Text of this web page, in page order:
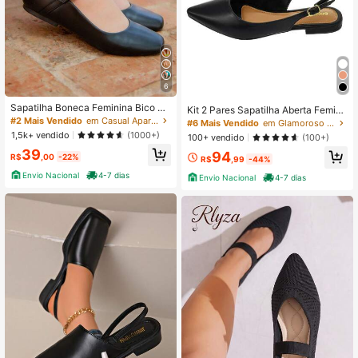
6
Sapatilha Boneca Feminina Bico Qu
adrado Sapato Feminino Mary Jane
,tenis feminino
#2 Mais Vendido
em Casual Apartamentos Femininos
1,5k+ vendido
(1000+)
R$39 ,00 -22%
Envio Nacional
4-7 dias
Kit 2 Pares Sapatilha Aberta Femini
na Bico Fino Slingback Sapato Rast
eira Confort Novo Clássica Lisa Ca
sual
#6 Mais Vendido
em Glamoroso Apartamentos Femininos
100+ vendido
(100+)
R$94,99 -44%
Envio Nacional
4-7 dias